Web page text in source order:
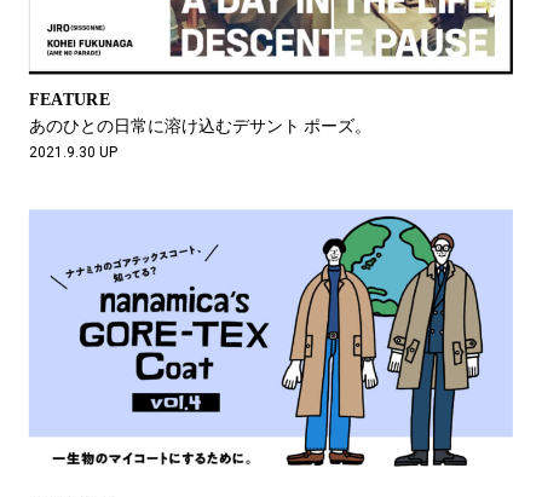
FEATURE
あのひとの日常に溶け込むデサント ポーズ。
2021.9.30 UP